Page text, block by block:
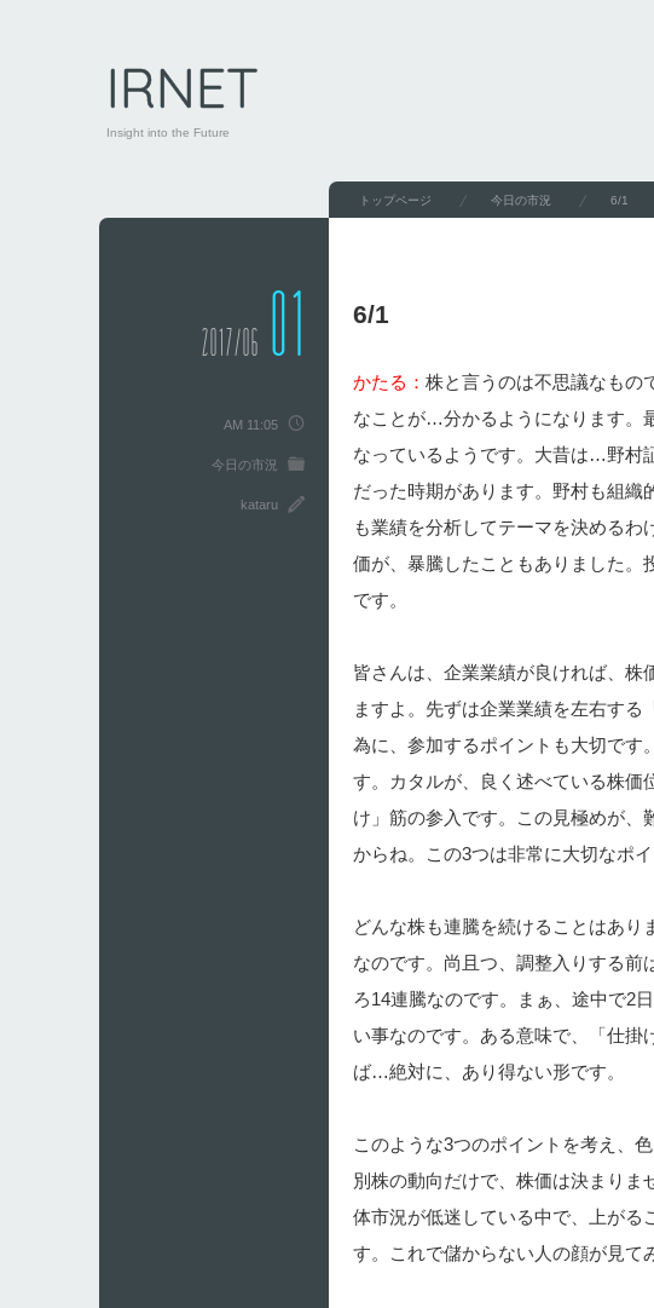
IRNET
Insight into the Future
トップページ 今日の市況 6/1
6/1
2017/06 01
AM 11:05
今日の市況
kataru
かたる： 株と言うのは不思議なもの
なことが…分かるようになります。
なっているようです。大昔は…野村
だった時期があります。野村も組織
も業績を分析してテーマを決める
価が、暴騰したこともありました。
です。
皆さんは、企業業績が良ければ、
ますよ。先ずは企業業績を左右す
為に、参加するポイントも大切です
す。カタルが、良く述べている株
け」筋の参入です。この見極めが
からね。この3つは非常に大切なポイ
どんな株も連騰を続けることはあり
なのです。尚且つ、調整入りする
ろ14連騰なのです。まぁ、途中で2
い事なのです。ある意味で、「仕
ば…絶対に、あり得ない形です。
このような3つのポイントを考え、
別株の動向だけで、株価は決まりま
体市況が低迷している中で、上がる
す。これで儲からない人の顔が見て